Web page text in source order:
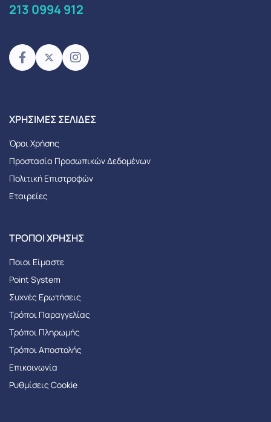
213 0994 912
XΡΉΣΙΜΕΣ ΣΕΛΊΔΕΣ
Όροι Χρήσης
Προστασία Προσωπικών Δεδομένων
Πολιτική Επιστροφών
Εταιρείες
ΤΡΌΠΟΙ ΧΡΉΣΗΣ
Ποιοι Είμαστε
Point System
Συχνές Ερωτήσεις
Τρόποι Παραγγελίας
Tρόποι Πληρωμής
Τρόποι Αποστολής
Επικοινωνία
Ρυθμίσεις Cookie